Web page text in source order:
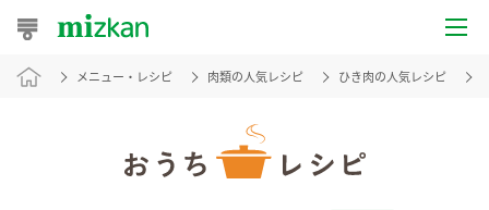
おうちレシピ
メニュー・レシピ 肉類の人気レシピ ひき肉の人気レシピ